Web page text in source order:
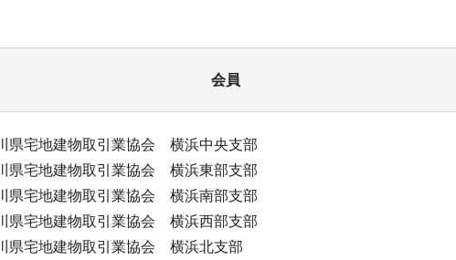
会員
県宅地建物取引業協会 横浜中央支部
県宅地建物取引業協会 横浜東部支部
県宅地建物取引業協会 横浜南部支部
県宅地建物取引業協会 横浜西部支部
県宅地建物取引業協会 横浜北支部